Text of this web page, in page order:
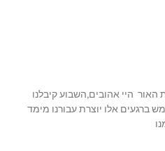
היי אהובים,השבוע קיבלנו
ממועצת ה-18, שממש ברגעים אלו יוצרת עבורנו מימד